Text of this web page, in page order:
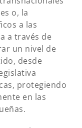
o, la
a las
a través de
un nivel de
desde
protegiendo
en las